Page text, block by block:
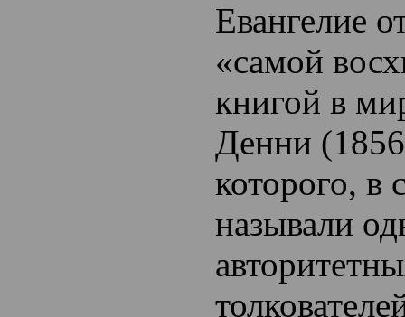
Евангелие
«самой
книгой в
Денни
которого, в
называли